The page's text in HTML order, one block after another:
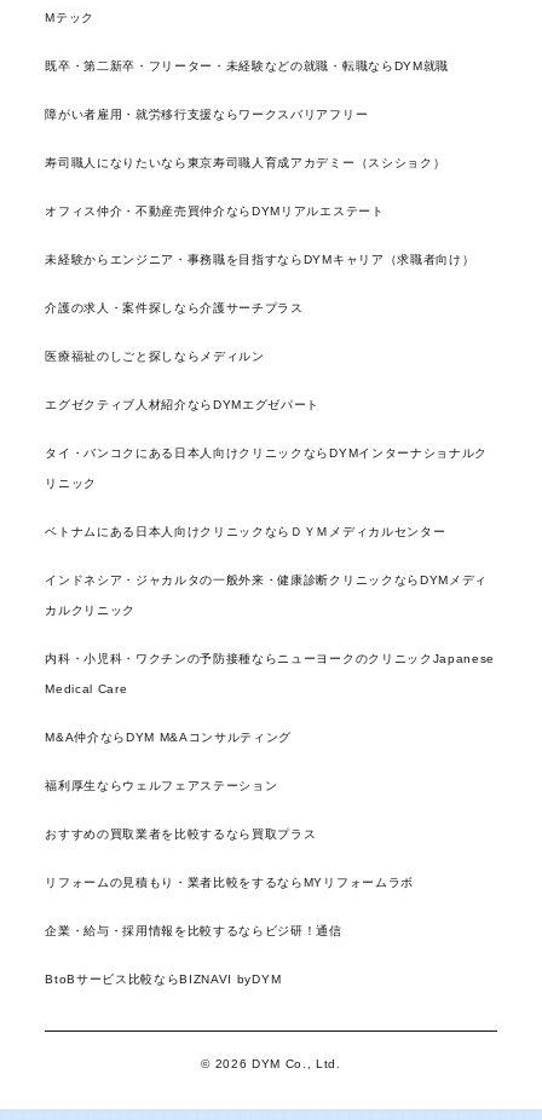
Mテック
既卒・第二新卒・フリーター・未経験などの就職・転職ならDYM就職
障がい者雇用・就労移行支援ならワークスバリアフリー
寿司職人になりたいなら東京寿司職人育成アカデミー（スシショク）
オフィス仲介・不動産売買仲介ならDYMリアルエステート
未経験からエンジニア・事務職を目指すならDYMキャリア（求職者向け）
介護の求人・案件探しなら介護サーチプラス
医療福祉のしごと探しならメディルン
エグゼクティブ人材紹介ならDYMエグゼパート
タイ・バンコクにある日本人向けクリニックならDYMインターナショナルク
リニック
ベトナムにある日本人向けクリニックならＤＹＭメディカルセンター
インドネシア・ジャカルタの一般外来・健康診断クリニックならDYMメディ
カルクリニック
内科・小児科・ワクチンの予防接種ならニューヨークのクリニックJapanese
Medical Care
M&A仲介ならDYM M&Aコンサルティング
福利厚生ならウェルフェアステーション
おすすめの買取業者を比較するなら買取プラス
リフォームの見積もり・業者比較をするならMYリフォームラボ
企業・給与・採用情報を比較するならビジ研！通信
BtoBサービス比較ならBIZNAVI byDYM
© 2026 DYM Co., Ltd.